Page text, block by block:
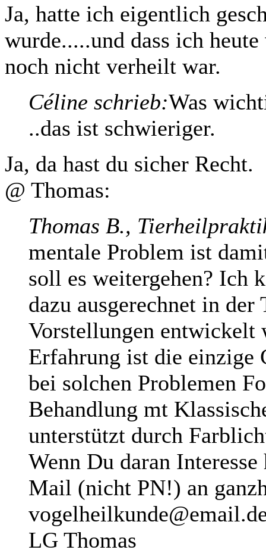
Ja, hatte ich eigentlich
wurde.....und dass ich
noch nicht verheilt war.
Céline schrieb:Was
..das ist schwieriger.
Ja, da hast du sicher Recht.
@ Thomas:
Thomas B.,
mentale Problem ist
soll es weitergehen? Ich
dazu ausgerechnet in
Vorstellungen entwickelt
Erfahrung ist die
bei solchen Problemen
Behandlung mt
unterstützt durch
Wenn Du daran
Mail (nicht PN!) an
LG Thomas